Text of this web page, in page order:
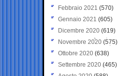
Febbraio 2021 (570)
Gennaio 2021 (605)
Dicembre 2020 (619)
Novembre 2020 (575)
Ottobre 2020 (638)
Settembre 2020(465)